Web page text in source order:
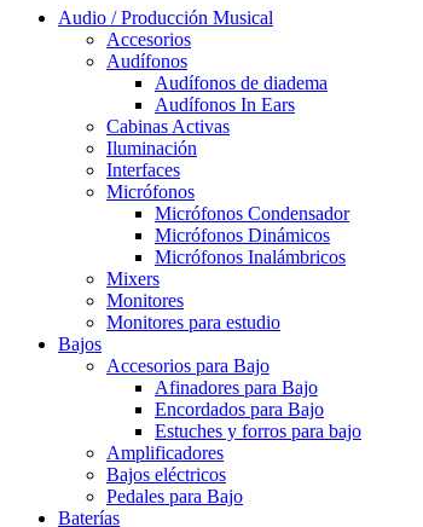
Audio / Producción Musical
Accesorios
Audífonos
Audífonos de diadema
Audífonos In Ears
Cabinas Activas
Iluminación
Interfaces
Micrófonos
Micrófonos Condensador
Micrófonos Dinámicos
Micrófonos Inalámbricos
Mixers
Monitores
Monitores para estudio
Bajos
Accesorios para Bajo
Afinadores para Bajo
Encordados para Bajo
Estuches y forros para bajo
Amplificadores
Bajos eléctricos
Pedales para Bajo
Baterías